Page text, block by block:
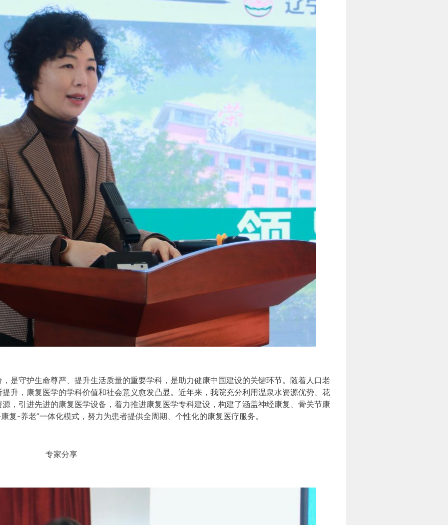
守护生命尊严、提升生活质量的重要学科，是助力健康中国建设的关键环节。随着人口老
升，康复医学的学科价值和社会意义愈发凸显。近年来，我院充分利用温泉水资源优势、花
，引进先进的康复医学设备，着力推进康复医学专科建设，构建了涵盖神经康复、骨关节康
-养老”一体化模式，努力为患者提供全周期、个性化的康复医疗服务。
专家分享